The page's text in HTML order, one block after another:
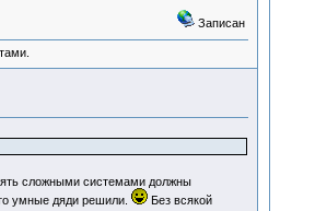
Записан
сложными системами должны
умные дяди решили.
Без всякой